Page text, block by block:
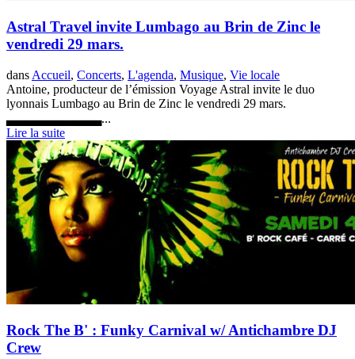
Astral Travel invite Lumbago au Brin de Zinc le
vendredi 29 mars.
dans Accueil, Concerts, L'agenda, Musique, Vie locale
Antoine, producteur de l’émission Voyage Astral invite le duo
lyonnais Lumbago au Brin de Zinc le vendredi 29 mars.
▃▃▃▃▃▃▃▃▃▃...
Lire la suite
Rock The B' : Funky Carnival w/ Antichambre DJ
Crew